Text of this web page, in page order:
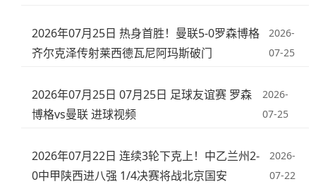
2026年07月25日 热身首胜！曼联5-0罗森博格
齐尔克泽传射莱西德瓦尼阿玛斯破门
2026-
07-25
2026年07月25日 07月25日 足球友谊赛 罗森
博格vs曼联 进球视频
2026-
07-25
2026年07月22日 连续3轮下克上！中乙兰州2-
0中甲陕西进八强 1/4决赛将战北京国安
2026-
07-22